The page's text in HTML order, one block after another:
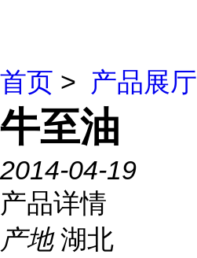
首页 > 产品展厅
牛至油
2014-04-19
产品详情
产地 湖北